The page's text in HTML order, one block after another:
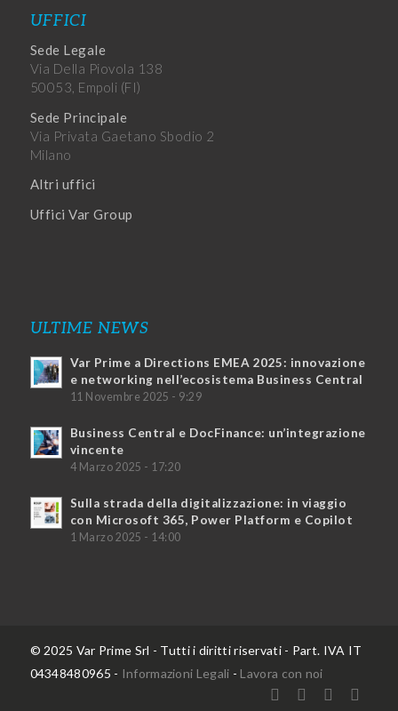
UFFICI
Sede Legale
Via Della Piovola 138
50053, Empoli (FI)
Sede Principale
Via Privata Gaetano Sbodio 2
Milano
Altri uffici
Uffici Var Group
ULTIME NEWS
Var Prime a Directions EMEA 2025: innovazione
e networking nell’ecosistema Business Central
11 Novembre 2025 - 9:29
Business Central e DocFinance: un’integrazione
vincente
4 Marzo 2025 - 17:20
Sulla strada della digitalizzazione: in viaggio
con Microsoft 365, Power Platform e Copilot
1 Marzo 2025 - 14:00
© 2025 Var Prime Srl - Tutti i diritti riservati - Part. IVA IT
04348480965 - Informazioni Legali - Lavora con noi